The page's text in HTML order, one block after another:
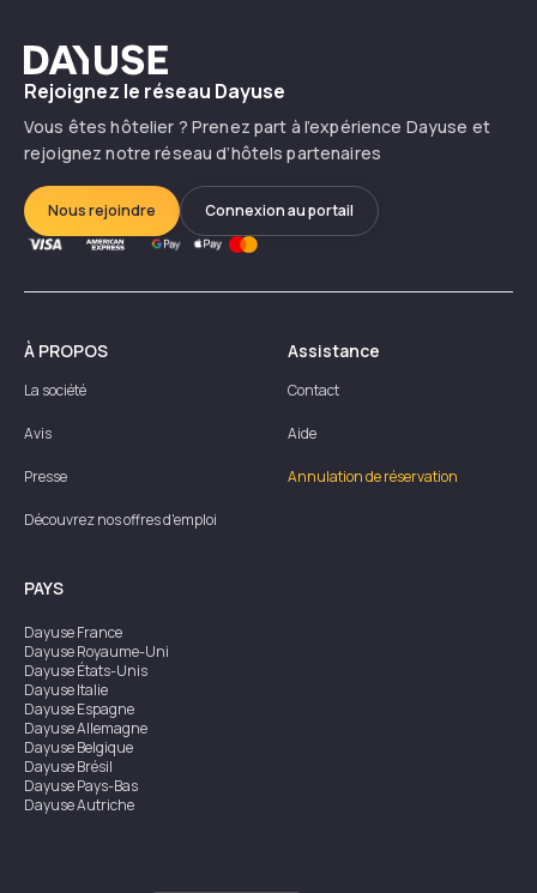
Dayuse
Rejoignez le réseau Dayuse
Vous êtes hôtelier ? Prenez part à l’expérience Dayuse et
rejoignez notre réseau d’hôtels partenaires
Nous rejoindre Connexion au portail
À PROPOS
La société
Avis
Presse
Découvrez nos offres d'emploi
Assistance
Contact
Aide
Annulation de réservation
PAYS
DayuseFrance
DayuseRoyaume-Uni
DayuseÉtats-Unis
DayuseItalie
DayuseEspagne
DayuseAllemagne
DayuseBelgique
DayuseBrésil
DayusePays-Bas
DayuseAutriche